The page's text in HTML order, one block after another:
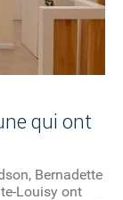
qui ont
Bernadette
Louisy ont